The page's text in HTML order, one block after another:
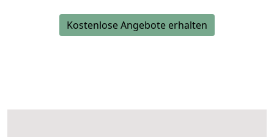
Kostenlose Angebote erhalten